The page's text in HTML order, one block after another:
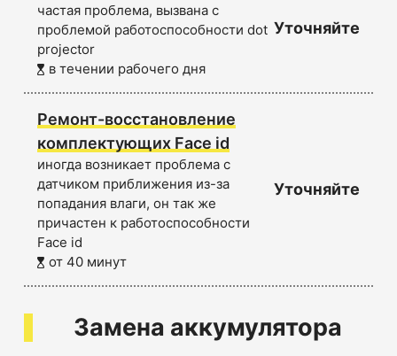
частая проблема, вызвана с
проблемой работоспособности dot
projector
в течении рабочего дня
Уточняйте
Ремонт-восстановление
комплектующих Face id
иногда возникает проблема с
датчиком приближения из-за
попадания влаги, он так же
причастен к работоспособности
Face id
от 40 минут
Уточняйте
Замена аккумулятора